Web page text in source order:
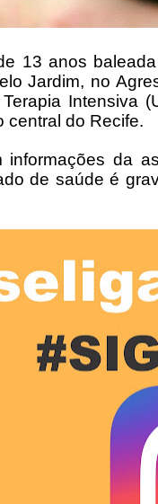
13 anos
Jardim, no
Intensiva
central do Recife.
informações da
de saúde é